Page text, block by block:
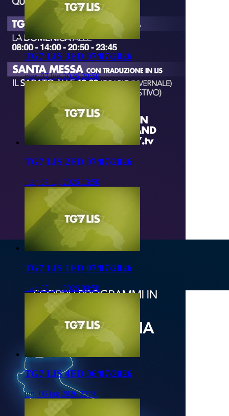
TG7 LIS 3ED 07/07/2026
mar, 07 lug 2026 20:50
TG7 LIS 2ED 07/07/2026
mar, 07 lug 2026 13:50
TG7 LIS 1ED 07/07/2026
mar, 07 lug 2026 09:50
TG7 LIS 4ED 06/07/2026
lun, 06 lug 2026 23:50